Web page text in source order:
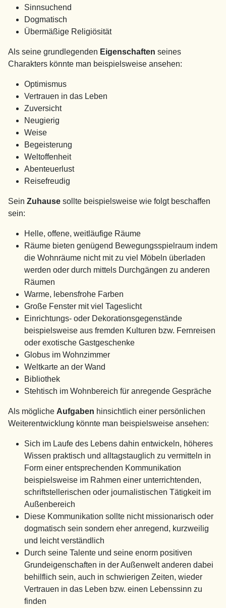
Sinnsuchend
Dogmatisch
Übermäßige Religiösität
Als seine grundlegenden Eigenschaften seines
Charakters könnte man beispielsweise ansehen:
Optimismus
Vertrauen in das Leben
Zuversicht
Neugierig
Weise
Begeisterung
Weltoffenheit
Abenteuerlust
Reisefreudig
Sein Zuhause sollte beispielsweise wie folgt beschaffen
sein:
Helle, offene, weitläufige Räume
Räume bieten genügend Bewegungsspielraum indem
die Wohnräume nicht mit zu viel Möbeln überladen
werden oder durch mittels Durchgängen zu anderen
Räumen
Warme, lebensfrohe Farben
Große Fenster mit viel Tageslicht
Einrichtungs- oder Dekorationsgegenstände
beispielsweise aus fremden Kulturen bzw. Fernreisen
oder exotische Gastgeschenke
Globus im Wohnzimmer
Weltkarte an der Wand
Bibliothek
Stehtisch im Wohnbereich für anregende Gespräche
Als mögliche Aufgaben hinsichtlich einer persönlichen
Weiterentwicklung könnte man beispielsweise ansehen:
Sich im Laufe des Lebens dahin entwickeln, höheres
Wissen praktisch und alltagstauglich zu vermitteln in
Form einer entsprechenden Kommunikation
beispielsweise im Rahmen einer unterrichtenden,
schriftstellerischen oder journalistischen Tätigkeit im
Außenbereich
Diese Kommunikation sollte nicht missionarisch oder
dogmatisch sein sondern eher anregend, kurzweilig
und leicht verständlich
Durch seine Talente und seine enorm positiven
Grundeigenschaften in der Außenwelt anderen dabei
behilflich sein, auch in schwierigen Zeiten, wieder
Vertrauen in das Leben bzw. einen Lebenssinn zu
finden